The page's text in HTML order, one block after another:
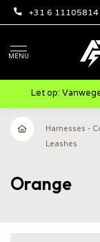
+31 6 11105814
MENU
Let op:
Harnesses -
Leashes
Orange